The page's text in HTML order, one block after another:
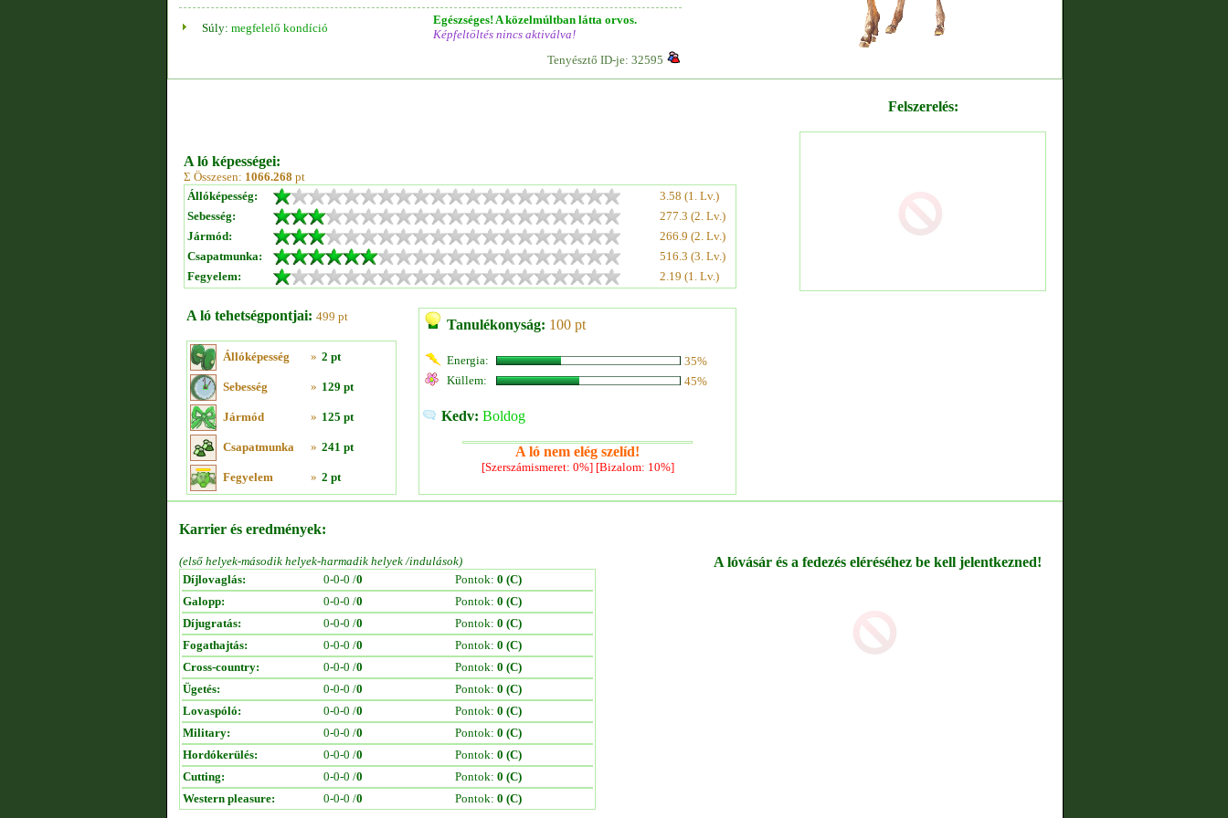
Súly: megfelelő kondíció
Egészséges! A közelmúltban látta orvos.
Képfeltöltés nincs aktiválva!
Tenyésztő ID-je: 32595
A ló képességei:
Σ Összesen: 1066.268 pt
Állóképesség:
3.58 (1. Lv.)
Sebesség:
277.3 (2. Lv.)
Jármód:
266.9 (2. Lv.)
Csapatmunka:
516.3 (3. Lv.)
Fegyelem:
2.19 (1. Lv.)
A ló tehetségpontjai: 499 pt
Állóképesség » 2 pt
Sebesség » 129 pt
Jármód » 125 pt
Csapatmunka » 241 pt
Fegyelem » 2 pt
Tanulékonyság: 100 pt
Energia:
35%
Küllem:
45%
Kedv: Boldog
A ló nem elég szelíd!
[Szerszámismeret: 0%] [Bizalom: 10%]
Felszerelés:
Karrier és eredmények:
(első helyek-második helyek-harmadik helyek /indulások)
Díjlovaglás:
0-0-0 /0 Pontok: 0 (C)
Galopp:
0-0-0 /0 Pontok: 0 (C)
Díjugratás:
0-0-0 /0 Pontok: 0 (C)
Fogathajtás:
0-0-0 /0 Pontok: 0 (C)
Cross-country:
0-0-0 /0 Pontok: 0 (C)
Ügetés:
0-0-0 /0 Pontok: 0 (C)
Lovaspóló:
0-0-0 /0 Pontok: 0 (C)
Military:
0-0-0 /0 Pontok: 0 (C)
Hordókerülés:
0-0-0 /0 Pontok: 0 (C)
Cutting:
0-0-0 /0 Pontok: 0 (C)
Western pleasure:
0-0-0 /0 Pontok: 0 (C)
A lóvásár és a fedezés eléréséhez be kell jelentkezned!